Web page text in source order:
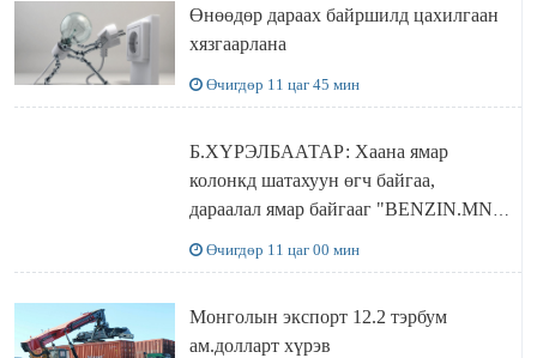
Өнөөдөр дараах байршилд цахилгаан
хязгаарлана
Өчигдөр 11 цаг 45 мин
Б.ХҮРЭЛБААТАР: Хаана ямар
колонкд шатахуун өгч байгаа,
дараалал ямар байгааг "BENZIN.MN”
Өчигдөр 11 цаг 00 мин
Монголын экспорт 12.2 тэрбум
ам.долларт хүрэв